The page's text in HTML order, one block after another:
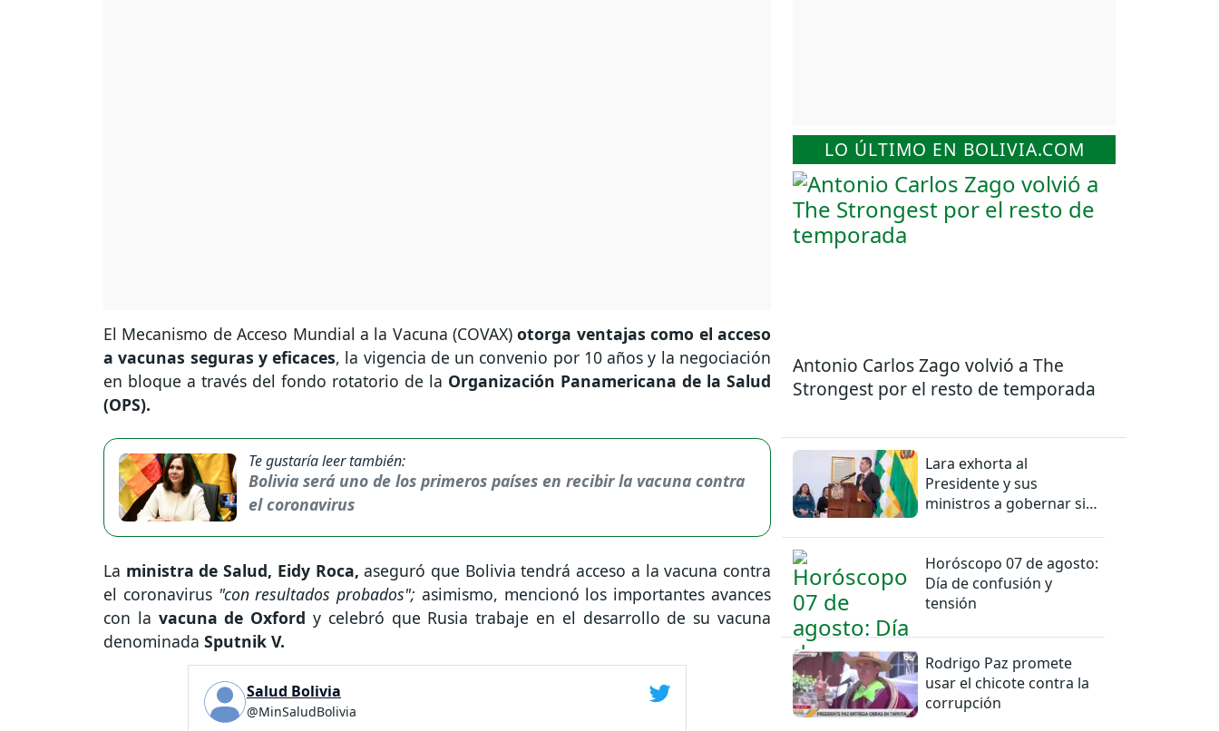
El Mecanismo de Acceso Mundial a la Vacuna (COVAX)otorga ventajas como el acceso
a vacunas seguras y eficaces, la vigencia de un convenio por 10 años y la negociación
en bloque a través del fondo rotatorio de la Organización Panamericana de la Salud
(OPS).
Te gustaría leer también:
Bolivia será uno de los primeros países en recibir la vacuna contra
el coronavirus
La ministra de Salud, Eidy Roca,aseguró que Bolivia tendrá acceso a la vacuna contra
el coronavirus "con resultados probados"; asimismo, mencionó los importantes avances
con la vacuna de Oxfordy celebró que Rusia trabaje en el desarrollo de su vacuna
denominada Sputnik V.
Salud Bolivia
@MinSaludBolivia
LO ÚLTIMO EN BOLIVIA.COM
Antonio Carlos Zago volvió a The
Strongest por el resto de temporada
Lara exhorta al
Presidente y sus
ministros a gobernar sin
Horóscopo 07 de agosto:
Día de confusión y
tensión
Rodrigo Paz promete
usar el chicote contra la
corrupción